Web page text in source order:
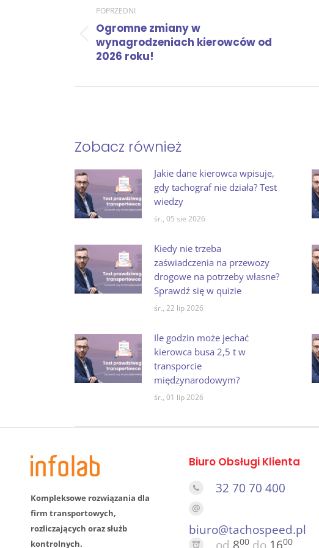
Nawigacja
wpisów
POPRZEDNI
Poprzedni
wpis:
Ogromne zmiany w
wynagrodzeniach kierowców od
2026 roku!
Zobacz również
Jakie dane kierowca wpisuje,
gdy tachograf nie działa? Test
wiedzy
śr., 05 sie 2026
Kiedy nie trzeba
zaświadczenia na przewozy
drogowe na potrzeby własne?
Sprawdź się w quizie
śr., 22 lip 2026
Ile godzin może jechać
kierowca busa 2,5 t w
transporcie
międzynarodowym?
śr., 01 lip 2026
Kompleksowe rozwiązania dla
firm transportowych,
rozliczających oraz służb
kontrolnych.
Biuro Obsługi Klienta
32 70 70 400
biuro@tachospeed.pl
od 800 do1600